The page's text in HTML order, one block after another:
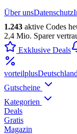
Über unsDatenschutz
1.243 aktive Codes
2,4 Mio. Sparer
Exklusive Deals
vorteilplus
Gutscheine
Kategorien
Deals
Gratis
Magazin